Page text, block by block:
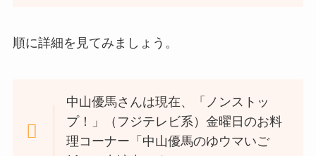
順に詳細を見てみましょう。
中山優馬さんは現在、「ノンストッ
プ！」（フジテレビ系）金曜日のお料
理コーナー「中山優馬のゆウマいご